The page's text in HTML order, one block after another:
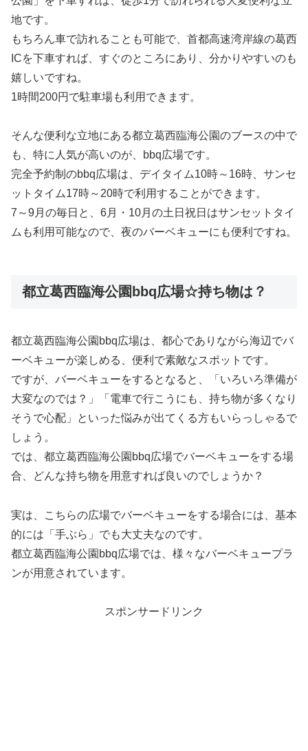
地です。
もちろん車で訪れることも可能で、首都高速湾岸線の葛西
ICを下車すれば、すぐのところにあり、分かりやすいのも
嬉しいですね。
1時間200円で駐車場も利用できます。
そんな便利な立地にある都立葛西臨海公園のブースの中で
も、特に人気が高いのが、bbq広場です。
完全予約制のbbq広場は、デイタイム10時～16時、サンセ
ットタイム17時～20時で利用することができます。
7～9月の毎日と、6月・10月の土日祝日はサンセットタイ
ムも利用可能なので、夜のバーベキューにも便利ですね。
都立葛西臨海公園bbq広場☆持ち物は？
都立葛西臨海公園bbq広場は、都心でありながら海辺でバ
ーベキューが楽しめる、便利で素敵なスポットです。
ですが、バーベキューをするとなると、「いろいろ準備が
大変なのでは？」「電車で行こうにも、持ち物が多くなり
そうで心配」といった悩みが出てくる方もいらっしゃるで
しょう。
では、都立葛西臨海公園bbq広場でバーベキューをする場
合、どんな持ち物を用意すれば良いのでしょうか？
実は、こちらの広場でバーベキューをする場合には、基本
的には「手ぶら」でも大丈夫なのです。
都立葛西臨海公園bbq広場では、様々なバーベキュープラ
ンが用意されています。
スポンサードリンク